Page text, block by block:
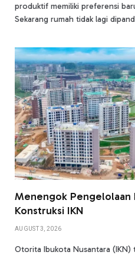
produktif memiliki preferensi
Sekarang rumah tidak lagi
Menengok Pengelolaan
Konstruksi IKN
AUGUST 3, 2026
Otorita Ibukota Nusantara (IKN)